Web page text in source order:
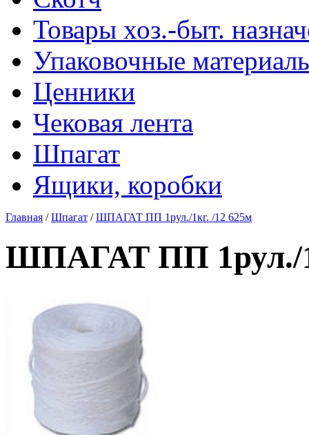
Товары хоз.-быт.
Упаковочные
Ценники
Чековая лента
Шпагат
Ящики, коробки
Главная /Шпагат /ШПАГАТ ПП 1рул./1кг. /12 625м
ШПАГАТ ПП 1рул./